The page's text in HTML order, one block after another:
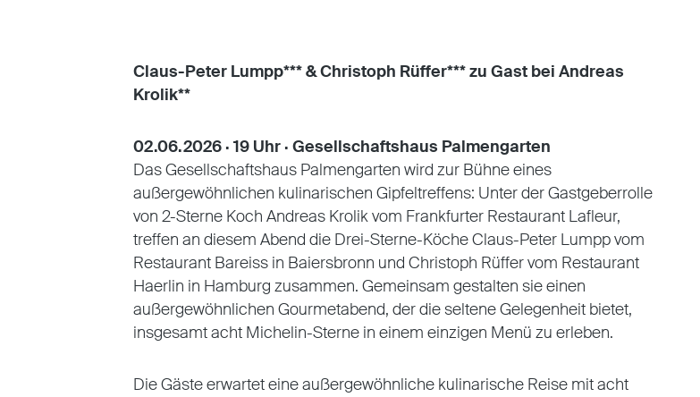
Claus-Peter Lumpp*** & Christoph Rüffer*** zu Gast bei Andreas
Krolik**
02.06.2026 · 19 Uhr · Gesellschaftshaus Palmengarten
Das Gesellschaftshaus Palmengarten wird zur Bühne eines
außergewöhnlichen kulinarischen Gipfeltreffens: Unter der Gastgeberrolle
von 2-Sterne Koch Andreas Krolik vom Frankfurter Restaurant Lafleur,
treffen an diesem Abend die Drei-Sterne-Köche Claus-Peter Lumpp vom
Restaurant Bareiss in Baiersbronn und Christoph Rüffer vom Restaurant
Haerlin in Hamburg zusammen. Gemeinsam gestalten sie einen
außergewöhnlichen Gourmetabend, der die seltene Gelegenheit bietet,
insgesamt acht Michelin-Sterne in einem einzigen Menü zu erleben.
Die Gäste erwartet eine außergewöhnliche kulinarische Reise mit acht